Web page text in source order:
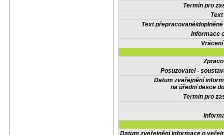
Termín pro
Text přepracované/
Informace
Posuzovatel -
Datum zveřejnění
na úřední desce
Termín pro
Datum zveřejnění informace o